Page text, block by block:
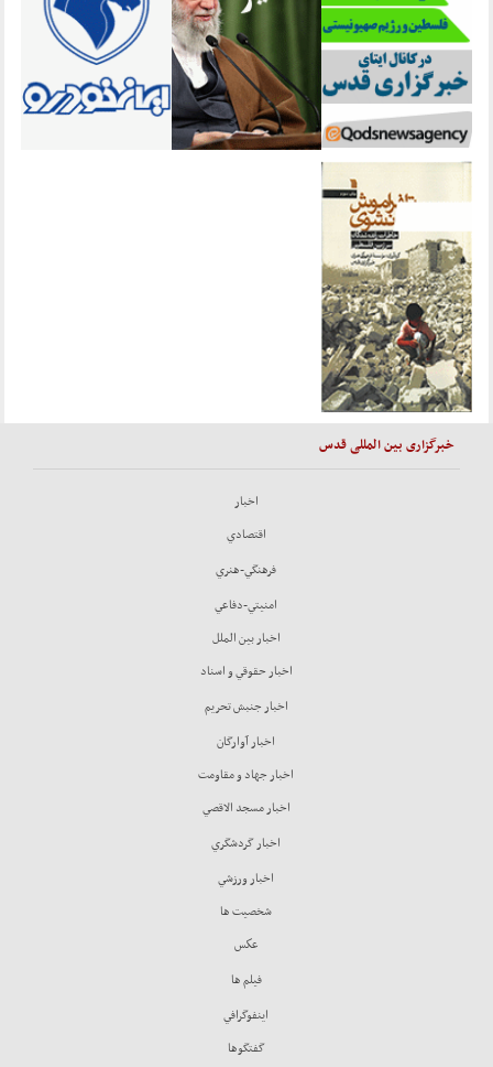
خبرگزاری بین المللی قدس
اخبار
اقتصادي
فرهنگي-هنري
امنيتي-دفاعي
اخبار بين الملل
اخبار حقوقي و اسناد
اخبار جنبش تحريم
اخبار آوارگان
اخبار جهاد و مقاومت
اخبار مسجد الاقصي
اخبار گردشگري
اخبار ورزشي
شخصيت ها
عكس
فيلم ها
اينفوگرافي
گفتگوها